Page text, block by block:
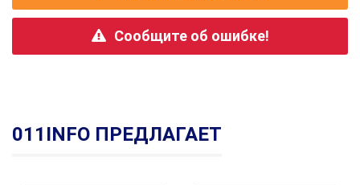
Сообщите об ошибке!
011INFO ПРЕДЛАГАЕТ